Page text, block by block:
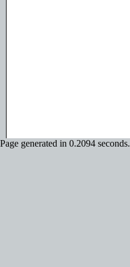
Page generated in 0.2094 seconds.